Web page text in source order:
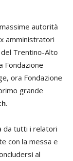
autorità
amministratori
Trentino-Alto
Fondazione
ora Fondazione
grande
.
da tutti i relatori
con la messa e
al